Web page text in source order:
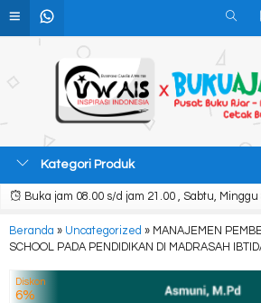
Kategori Produk
Buka jam 08.00 s/d jam 21.00 , Sabtu,
Beranda » Uncategorized » MANAJEMEN
SCHOOL PADA PENDIDIKAN DI MADRASAH
Diskon
6%